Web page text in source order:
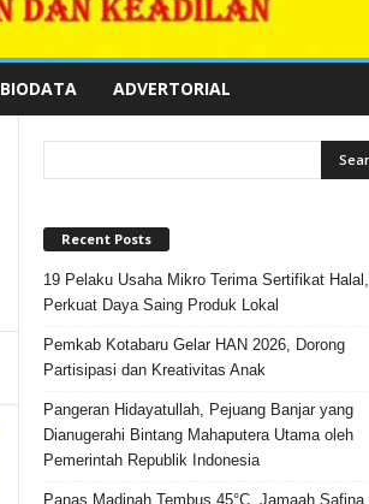
BIODATA ADVERTORIAL
Recent Posts
19 Pelaku Usaha Mikro Terima Sertifikat Halal,
Perkuat Daya Saing Produk Lokal
Pemkab Kotabaru Gelar HAN 2026, Dorong
Partisipasi dan Kreativitas Anak
Pangeran Hidayatullah, Pejuang Banjar yang
Dianugerahi Bintang Mahaputera Utama oleh
Pemerintah Republik Indonesia
Panas Madinah Tembus 45°C, Jamaah Safina